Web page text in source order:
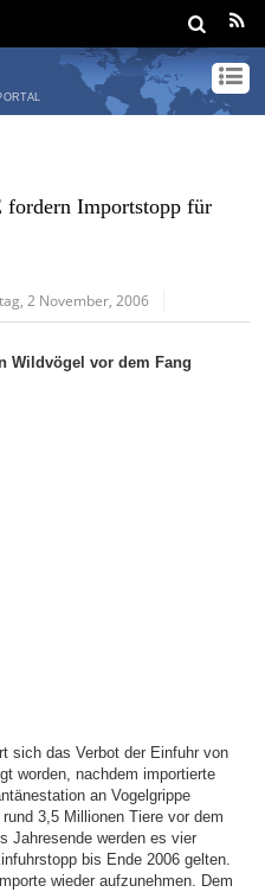
Importstopp für
2 November, 2006
Wildvögel vor dem Fang
sich das Verbot der Einfuhr von
worden, nachdem importierte
an Vogelgrippe
3,5 Millionen Tiere vor dem
Jahresende werden es vier
bis Ende 2006 gelten.
wieder aufzunehmen. Dem